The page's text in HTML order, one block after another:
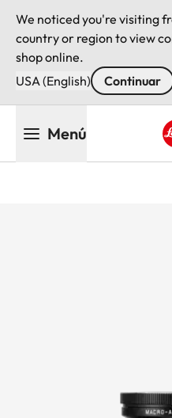
We noticed you're visiting
country or region to view
shop online.
USA (English)
Continuar
Menú